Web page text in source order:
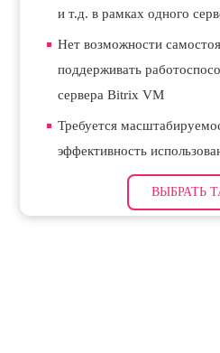
и т.д. в рамках одного
Нет возможности
поддерживать
сервера Bitrix VM
Требуется
эффективность
ВЫБРАТЬ